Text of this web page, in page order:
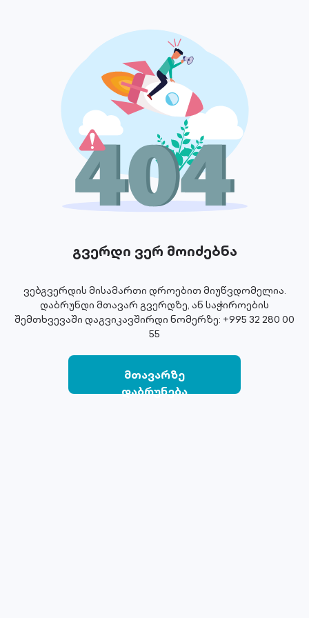
გვერდი ვერ მოიძებნა
ვებგვერდის მისამართი დროებით მიუწვდომელია.
დაბრუნდი მთავარ გვერდზე, ან საჭიროების
შემთხვევაში დაგვიკავშირდი ნომერზე: +995 32 280 00
55
მთავარზე
დაბრუნება